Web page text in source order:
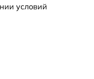
условий